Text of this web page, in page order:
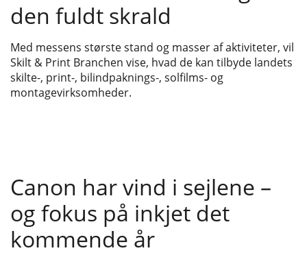
den fuldt skrald
Med messens største stand og masser af aktiviteter, vil
Skilt & Print Branchen vise, hvad de kan tilbyde landets
skilte-, print-, bilindpaknings-, solfilms- og
montagevirksomheder.
Canon har vind i sejlene –
og fokus på inkjet det
kommende år